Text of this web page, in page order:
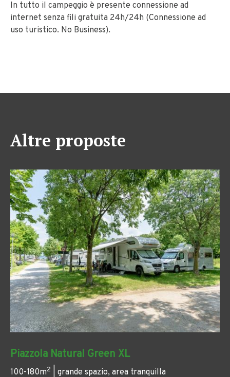
In tutto il campeggio è presente connessione ad
internet senza fili gratuita 24h/24h (Connessione ad
uso turistico. No Business).
Altre proposte
Piazzola Natural Green XL
100-180m2 | grande spazio, area tranquilla